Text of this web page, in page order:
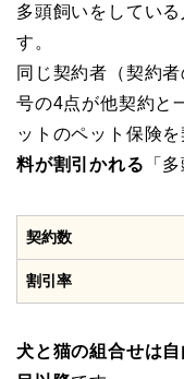
多頭飼いをしてい
す。
同じ契約者（契約
号の4点が他契約と
ットのペット保険を
料が割引かれる 「
契約数
割引率
犬と猫の組合せは自